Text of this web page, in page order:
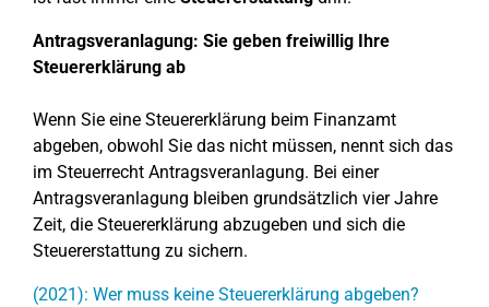
Antragsveranlagung: Sie geben freiwillig Ihre
Steuererklärung ab
Wenn Sie eine Steuererklärung beim Finanzamt
abgeben, obwohl Sie das nicht müssen, nennt sich das
im Steuerrecht Antragsveranlagung. Bei einer
Antragsveranlagung bleiben grundsätzlich vier Jahre
Zeit, die Steuererklärung abzugeben und sich die
Steuererstattung zu sichern.
(2021): Wer muss keine Steuererklärung abgeben?